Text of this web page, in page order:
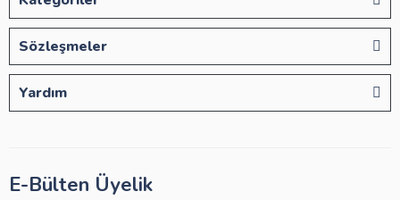
Sözleşmeler
Yardım
E-Bülten Üyelik